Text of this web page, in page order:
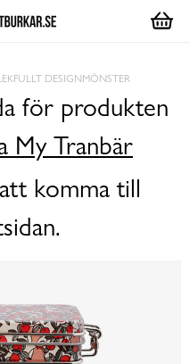
DESIGNMÖNSTER
för produkten
My Tranbär
komma till